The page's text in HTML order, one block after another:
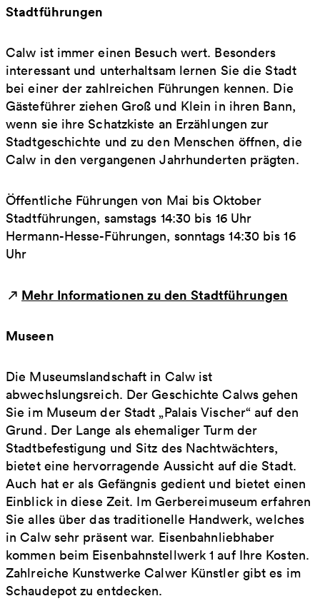
Stadtführungen
Calw ist immer einen Besuch wert. Besonders
interessant und unterhaltsam lernen Sie die Stadt
bei einer der zahlreichen Führungen kennen. Die
Gästeführer ziehen Groß und Klein in ihren Bann,
wenn sie ihre Schatzkiste an Erzählungen zur
Stadtgeschichte und zu den Menschen öffnen, die
Calw in den vergangenen Jahrhunderten prägten.
Öffentliche Führungen von Mai bis Oktober
Stadtführungen, samstags 14:30 bis 16 Uhr
Hermann-Hesse-Führungen, sonntags 14:30 bis 16
Uhr
Mehr Informationen zu den Stadtführungen
Museen
Die Museumslandschaft in Calw ist
abwechslungsreich. Der Geschichte Calws gehen
Sie im Museum der Stadt „Palais Vischer“ auf den
Grund. Der Lange als ehemaliger Turm der
Stadtbefestigung und Sitz des Nachtwächters,
bietet eine hervorragende Aussicht auf die Stadt.
Auch hat er als Gefängnis gedient und bietet einen
Einblick in diese Zeit. Im Gerbereimuseum erfahren
Sie alles über das traditionelle Handwerk, welches
in Calw sehr präsent war. Eisenbahnliebhaber
kommen beim Eisenbahnstellwerk 1 auf Ihre Kosten.
Zahlreiche Kunstwerke Calwer Künstler gibt es im
Schaudepot zu entdecken.